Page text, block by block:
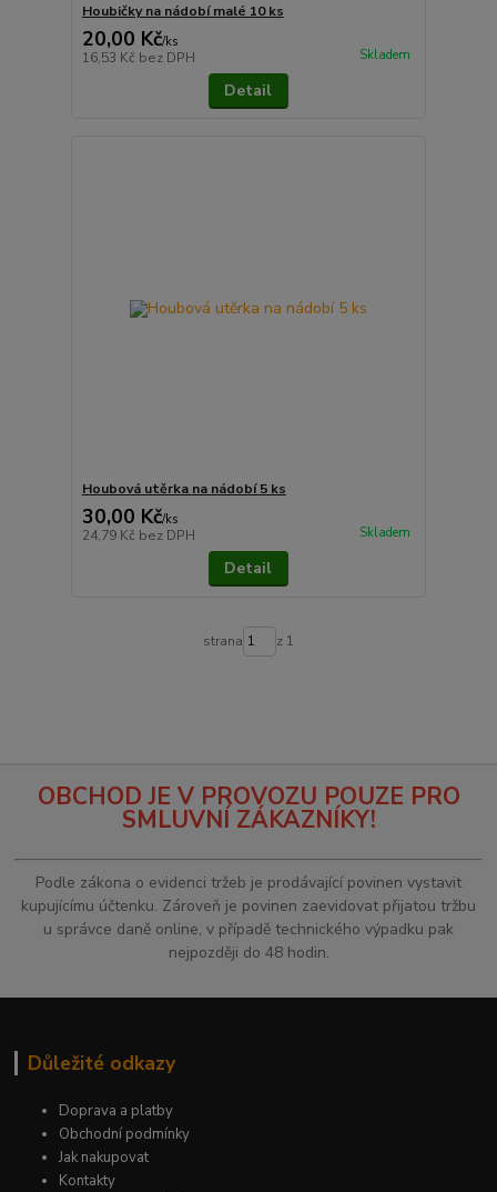
Houbičky na nádobí malé 10 ks
20,00 Kč/ks
16,53 Kč bez DPH Skladem
Detail
Houbová utěrka na nádobí 5 ks
30,00 Kč/ks
24,79 Kč bez DPH Skladem
Detail
strana z 1
OBCHOD JE V PROVOZU POUZE PRO
SMLUVNÍ ZÁKAZNÍKY!
Podle zákona o evidenci tržeb je prodávající povinen vystavit
kupujícímu účtenku. Zároveň je povinen zaevidovat přijatou tržbu
u správce daně online, v případě technického výpadku pak
nejpozději do 48 hodin.
Důležité odkazy
Doprava a platby
Obchodní podmínky
Jak nakupovat
Kontakty